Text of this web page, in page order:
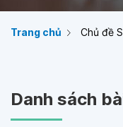
Trang chủ Chủ đề
Danh sách